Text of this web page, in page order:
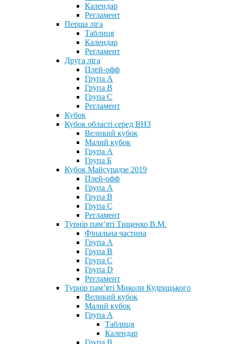
Календар
Регламент
Перша ліга
Таблиця
Календар
Регламент
Друга ліга
Плей-офф
Група А
Група В
Група С
Регламент
Кубок
Кубок області серед ВНЗ
Великий кубок
Малий кубок
Група А
Група Б
Кубок Майсурадзе 2019
Плей-офф
Група А
Група В
Група С
Регламент
Турнір пам’яті Тищенко В.М.
Фінальна частина
Група А
Група В
Група С
Група D
Регламент
Турнір пам’яті Миколи Кудрицького
Великий кубок
Малий кубок
Група А
Таблиця
Календар
Група В